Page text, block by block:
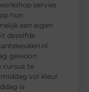
servies
hun
een eigen
dezelfde
gewoon
cursus te
vol kleur
is